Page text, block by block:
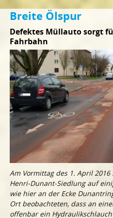
Breite Ölspur
Defektes Müllauto sorgt
Fahrbahn
Am Vormittag des 1. April
Henri-Dunant-Siedlung auf
wie hier an der Ecke
Ort beobachteten, dass an
offenbar ein